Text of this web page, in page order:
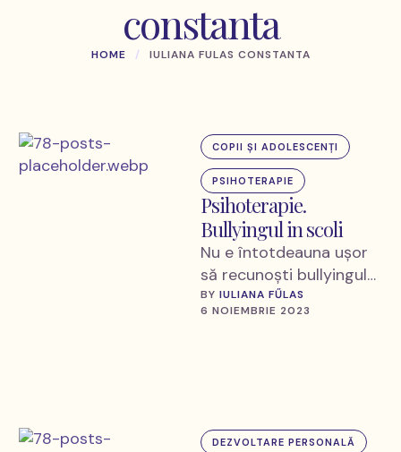
constanta
HOME / IULIANA FULAS CONSTANTA
COPII ȘI ADOLESCENȚI
PSIHOTERAPIE
Psihoterapie.
Bullyingul in scoli
Nu e întotdeauna ușor
să recunoști bullyingul
ascuns. În general, este
vorba despre cine
BY IULIANA FŰLAS
6 NOIEMBRIE 2023
DEZVOLTARE PERSONALĂ